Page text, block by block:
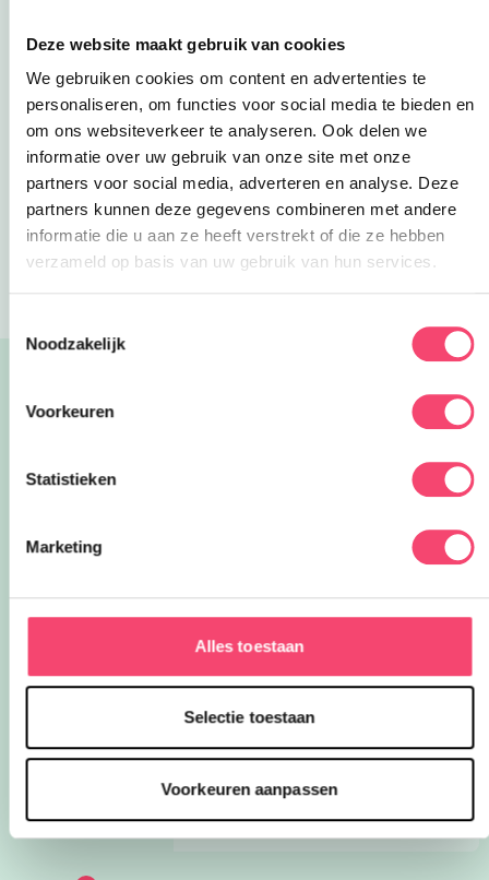
Deze website maakt gebruik van cookies
We gebruiken cookies om content en advertenties te
personaliseren, om functies voor social media te bieden en
om ons websiteverkeer te analyseren. Ook delen we
informatie over uw gebruik van onze site met onze
partners voor social media, adverteren en analyse. Deze
partners kunnen deze gegevens combineren met andere
informatie die u aan ze heeft verstrekt of die ze hebben
verzameld op basis van uw gebruik van hun services.
Noodzakelijk
Voorkeuren
Statistieken
Marketing
Alles toestaan
Selectie toestaan
Voorkeuren aanpassen
mama mee te verrassen. Wat dacht je van een
dagje uit met het elkaar? Check onzeEropuit-
categorieDeze link opent in een nieuwe tab
Deze link opent in een nieuwe tab
voor superleuke uitjes voor het hele
gezin!
Deel via WhatsApp
Blogs Lieve DIY-ideetjes voor Moederdag!
26x zomeruitjes met kids door heel
theater en avontuurlijke doe-uitjes:
ontdek 26 favoriete zomeruitjes voor
Onze favoriete zomerboeken voor
🌞 Zes weken zomervakantie! Met
deze favoriete kinderboeken vliegt de
18x De Leukste Natuurspeeltuin in
Noord-Brabant
Naar de speeltuin met de kids is altijd
een goed idee! Wij hebben een